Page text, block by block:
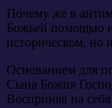
Почему же в
Божьей помощью
историческом, но
Основанием для
Сына Божия
Восприняв на